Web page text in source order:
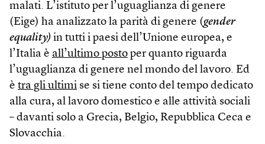
malati. L’istituto per l’uguaglianza di genere
(Eige) ha analizzato la parità di genere (gender
equality) in tutti i paesi dell’Unione europea, e
l’Italia è all’ultimo posto per quanto riguarda
l’uguaglianza di genere nel mondo del lavoro. Ed
è tra gli ultimi se si tiene conto del tempo dedicato
alla cura, al lavoro domestico e alle attività sociali
– davanti solo a Grecia, Belgio, Repubblica Ceca e
Slovacchia.